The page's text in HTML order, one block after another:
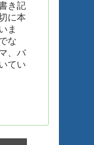
き記
に本
ま
な
、バ
てい